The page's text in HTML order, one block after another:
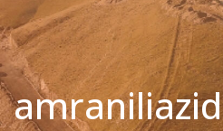
amraniliazid